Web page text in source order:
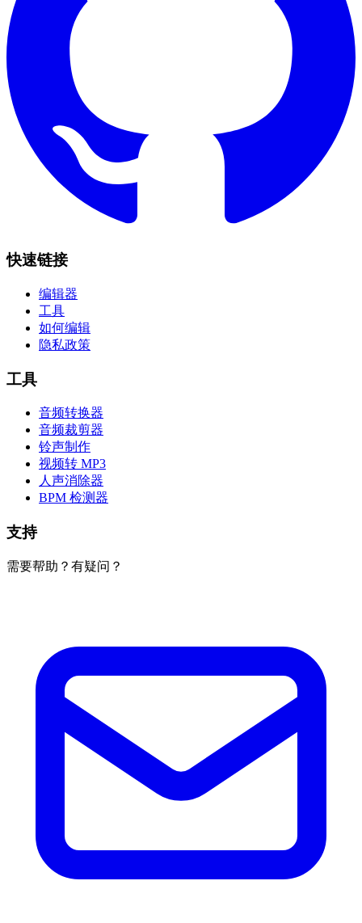
快速链接
编辑器
工具
如何编辑
隐私政策
工具
音频转换器
音频裁剪器
铃声制作
视频转 MP3
人声消除器
BPM 检测器
支持
需要帮助？有疑问？